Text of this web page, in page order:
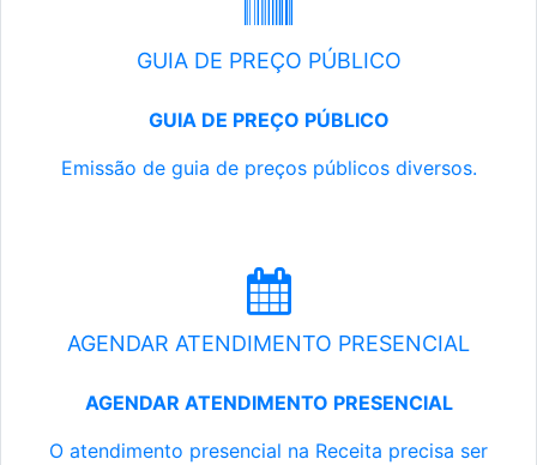
GUIA DE PREÇO PÚBLICO
GUIA DE PREÇO PÚBLICO
Emissão de guia de preços públicos diversos.
AGENDAR ATENDIMENTO PRESENCIAL
AGENDAR ATENDIMENTO PRESENCIAL
O atendimento presencial na Receita precisa ser